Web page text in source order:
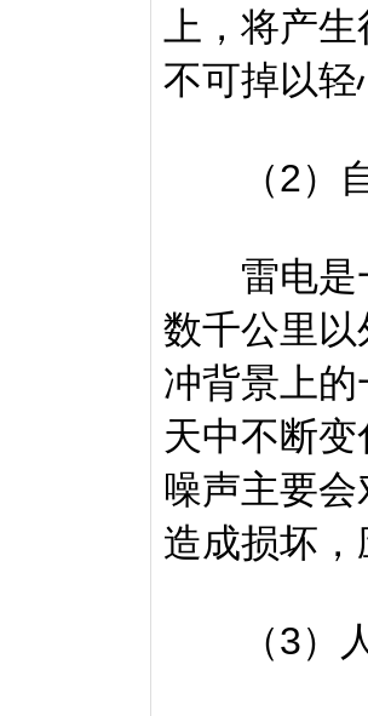
上，将产
不可掉以
（2）自
雷电是一
数千公里
冲背景上
天中不断
噪声主要
造成损坏
（3）人